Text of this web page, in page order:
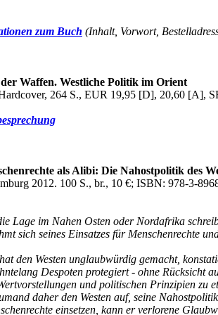
zum Buch (Inhalt, Vorwort,
Waffen. Westliche Politik im Orient
264 S., EUR 19,95 [D], 20,60 [A],
als Alibi: Die Nahostpolitik des
2012. 100 S., br., 10 €; ISBN: 978-3-
Lage im Nahen Osten oder Nordafrika
sich seines Einsatzes für Menschenrechte
den Westen unglaubwürdig gemacht,
Despoten protegiert - ohne Rücksicht
und politischen Prinzipien zu
daher den Westen auf, seine
einsetzen, kann er verlorene